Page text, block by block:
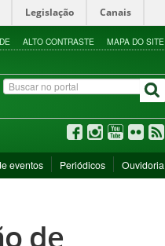
Legislação Canais
ALTO CONTRASTE MAPA DO SITE
eventos Periódicos Ouvidoria
de